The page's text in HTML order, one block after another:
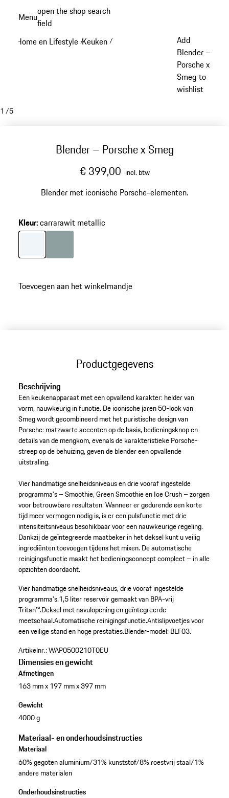
hoofdinhoud
Menuopen the shop search
field
Home en Lifestyle /Keuken /
Add
Blender –
Porsche x
Smeg to
wishlist
1 /5
Blender – Porsche x Smeg
€ 399,00 incl. btw
Blender met iconische Porsche-elementen.
Kleur:carrarawit metallic
Kleur
carrarawit metallic
Kleur
Toevoegen aan het winkelmandje
Productgegevens
Beschrijving
Een keukenapparaat met een opvallend karakter: helder van
vorm, nauwkeurig in functie. De iconische jaren 50-look van
Smeg wordt gecombineerd met het puristische design van
Porsche: matzwarte accenten op de basis, bedieningsknop en
details van de mengkom, evenals de karakteristieke Porsche-
streep op de behuizing, geven de blender een opvallende
uitstraling.
Vier handmatige snelheidsniveaus en drie vooraf ingestelde
programma's – Smoothie, Green Smoothie en Ice Crush – zorgen
voor betrouwbare resultaten. Wanneer er gedurende een korte
tijd meer vermogen nodig is, is er een pulsfunctie met drie
intensiteitsniveaus beschikbaar voor een nauwkeurige regeling.
Dankzij de geïntegreerde maatbeker in het deksel kunt u veilig
ingrediënten toevoegen tijdens het mixen. De automatische
reinigingsfunctie maakt het bedieningsconcept compleet – in alle
opzichten doordacht.
Vier handmatige snelheidsniveaus, drie vooraf ingestelde
programma's.1,5 liter reservoir gemaakt van BPA-vrij
Tritan™.Deksel met navulopening en geïntegreerde
meetschaal.Automatische reinigingsfunctie.Antislipvoetjes voor
een veilige stand en hoge prestaties.Blender-model: BLF03.
Artikelnr.:WAP0500210T0EU
Dimensies en gewicht
Afmetingen
163 mm x 197 mm x 397 mm
Gewicht
4000 g
Materiaal- en onderhoudsinstructies
Materiaal
60% gegoten aluminium/31% kunststof/8% roestvrij staal/1%
andere materialen
Onderhoudsinstructies